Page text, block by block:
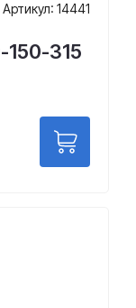
Артикул: 14441
150-315